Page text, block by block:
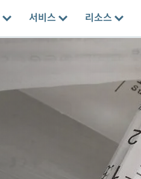
서비스 리소스